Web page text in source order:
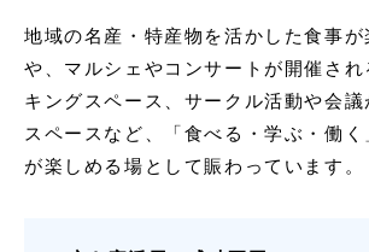
地域の名産・特産物を活かした食事が
や、マルシェやコンサートが開催され
キングスペース、サークル活動や会
スペースなど、「食べる・学ぶ・働
が楽しめる場として賑わっています。